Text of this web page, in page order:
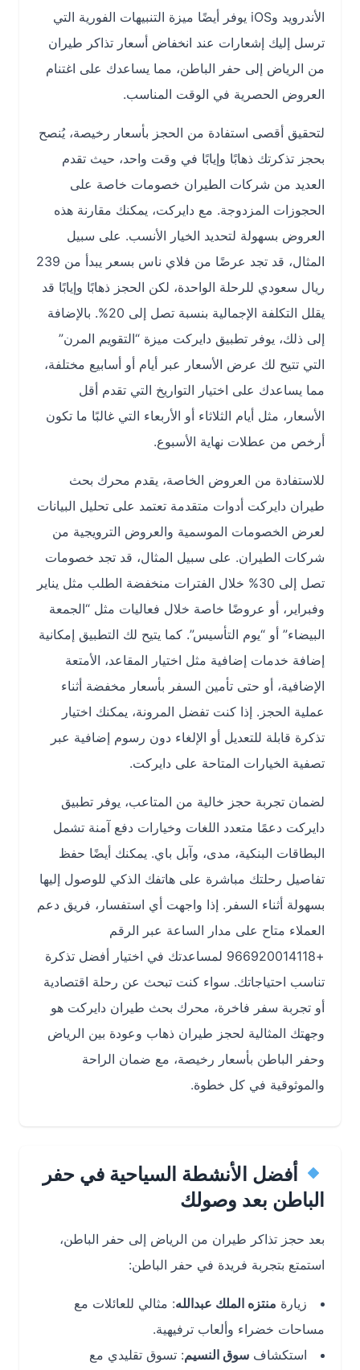
الأندرويد وiOS يوفر أيضًا ميزة التنبيهات الفورية التي
ترسل إليك إشعارات عند انخفاض أسعار تذاكر طيران
من الرياض إلى حفر الباطن، مما يساعدك على اغتنام
العروض الحصرية في الوقت المناسب.
لتحقيق أقصى استفادة من الحجز بأسعار رخيصة، يُنصح
بحجز تذكرتك ذهابًا وإيابًا في وقت واحد، حيث تقدم
العديد من شركات الطيران خصومات خاصة على
الحجوزات المزدوجة. مع دايركت، يمكنك مقارنة هذه
العروض بسهولة لتحديد الخيار الأنسب. على سبيل
المثال، قد تجد عرضًا من فلاي ناس بسعر يبدأ من 239
ريال سعودي للرحلة الواحدة، لكن الحجز ذهابًا وإيابًا قد
يقلل التكلفة الإجمالية بنسبة تصل إلى 20%. بالإضافة
إلى ذلك، يوفر تطبيق دايركت ميزة “التقويم المرن”
التي تتيح لك عرض الأسعار عبر أيام أو أسابيع مختلفة،
مما يساعدك على اختيار التواريخ التي تقدم أقل
الأسعار، مثل أيام الثلاثاء أو الأربعاء التي غالبًا ما تكون
أرخص من عطلات نهاية الأسبوع.
للاستفادة من العروض الخاصة، يقدم محرك بحث
طيران دايركت أدوات متقدمة تعتمد على تحليل البيانات
لعرض الخصومات الموسمية والعروض الترويجية من
شركات الطيران. على سبيل المثال، قد تجد خصومات
تصل إلى 30% خلال الفترات منخفضة الطلب مثل يناير
وفبراير، أو عروضًا خاصة خلال فعاليات مثل “الجمعة
البيضاء” أو “يوم التأسيس”. كما يتيح لك التطبيق إمكانية
إضافة خدمات إضافية مثل اختيار المقاعد، الأمتعة
الإضافية، أو حتى تأمين السفر بأسعار مخفضة أثناء
عملية الحجز. إذا كنت تفضل المرونة، يمكنك اختيار
تذكرة قابلة للتعديل أو الإلغاء دون رسوم إضافية عبر
تصفية الخيارات المتاحة على دايركت.
لضمان تجربة حجز خالية من المتاعب، يوفر تطبيق
دايركت دعمًا متعدد اللغات وخيارات دفع آمنة تشمل
البطاقات البنكية، مدى، وآبل باي. يمكنك أيضًا حفظ
تفاصيل رحلتك مباشرة على هاتفك الذكي للوصول إليها
بسهولة أثناء السفر. إذا واجهت أي استفسار، فريق دعم
العملاء متاح على مدار الساعة عبر الرقم
+966920014118 لمساعدتك في اختيار أفضل تذكرة
تناسب احتياجاتك. سواء كنت تبحث عن رحلة اقتصادية
أو تجربة سفر فاخرة، محرك بحث طيران دايركت هو
وجهتك المثالية لحجز طيران ذهاب وعودة بين الرياض
وحفر الباطن بأسعار رخيصة، مع ضمان الراحة
والموثوقية في كل خطوة.
أفضل الأنشطة السياحية في حفر
الباطن بعد وصولك
بعد حجز تذاكر طيران من الرياض إلى حفر الباطن،
استمتع بتجربة فريدة في حفر الباطن:
زيارة منتزه الملك عبدالله: مثالي للعائلات مع
مساحات خضراء وألعاب ترفيهية.
استكشافسوق النسيم: تسوق تقليدي مع